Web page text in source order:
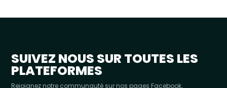
SUIVEZ NOUS SUR TOUTES LES
PLATEFORMES
Rejoignez notre communauté sur nos pages Facebook,